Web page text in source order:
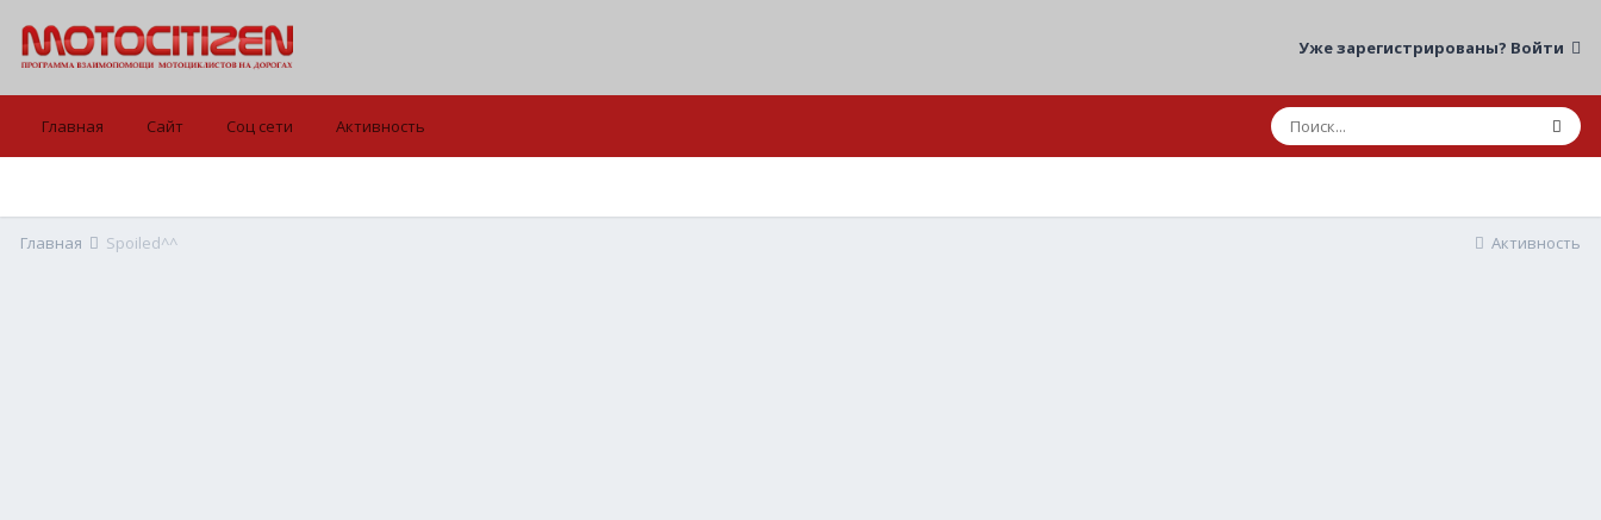
Уже зарегистрированы? Войти
Главная Сайт Соц сети Активность
Активность
Главная Spoiled^^